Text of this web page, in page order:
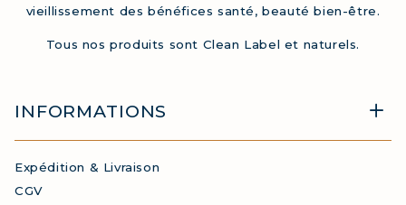
vieillissement des bénéfices santé, beauté bien-être.
Tous nos produits sont Clean Label et naturels.
INFORMATIONS
Expédition & Livraison
CGV